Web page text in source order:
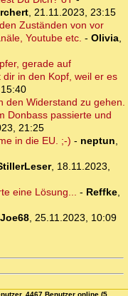
, 21.11.2023, 23:15
Zuständen von vor
Youtube etc. - Olivia,
gerade auf
in den Kopf, weil er es
den Widerstand zu gehen.
Donbass passierte und
21:25
in die EU. ;-) - neptun,
, 18.11.2023,
eine Lösung... - Reffke,
Joe68, 25.11.2023, 10:09
4467 Benutzer online (5